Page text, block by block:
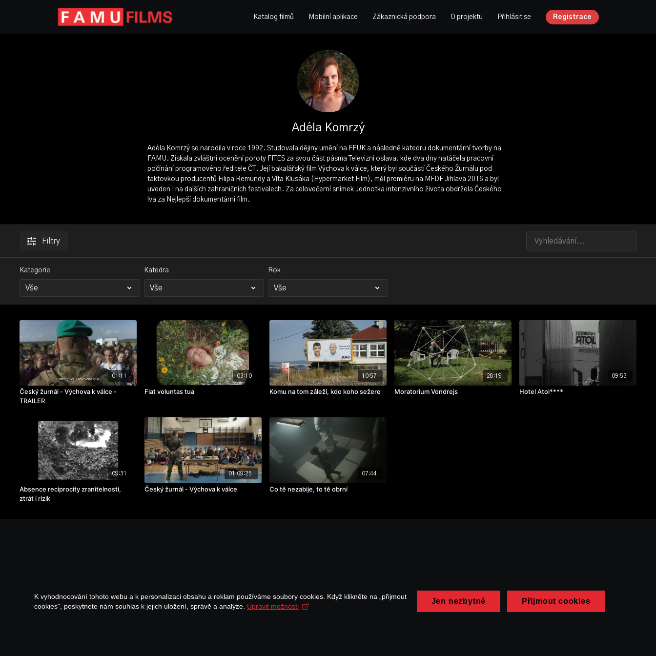
Katalog filmů Mobilní aplikace Zákaznická podpora O projektu Přihlásit se Registrace
Adéla Komrzý
Adéla Komrzý se narodila v roce 1992. Studovala dějiny umění na FFUK a následně katedru dokumentární tvorby na
FAMU. Získala zvláštní ocenění poroty FITES za svou část pásma Televizní oslava, kde dva dny natáčela pracovní
počínání programového ředitele ČT. Její bakalářský film Výchova k válce, který byl součástí Českého Žurnálu pod
taktovkou producentů Filipa Remundy a Víta Klusáka (Hypermarket Film), měl premiéru na MFDF Jihlava 2016 a byl
uveden I na dalších zahraničních festivalech. Za celovečerní snímek Jednotka intenzivního života obdržela Českého
lva za Nejlepší dokumentární film.
Filtry
Kategorie Katedra Rok
01:11
Český žurnál - Výchova k válce -
TRAILER
03:10
Fiat voluntas tua
10:57
Komu na tom záleží, kdo koho sežere
28:19
Moratorium Vondrejs
09:53
Hotel Atol****
09:31
Absence reciprocity zranitelnosti,
ztrát i rizik
01:09:25
Český žurnál - Výchova k válce
07:44
Co tě nezabije, to tě obrní
K vyhodnocování tohoto webu a k personalizaci obsahu a reklam používáme soubory cookies. Když klikněte na „přijmout
cookies", poskytnete nám souhlas k jejich uložení, správě a analýze. Upravit možnosti
Jen nezbytné Přijmout cookies